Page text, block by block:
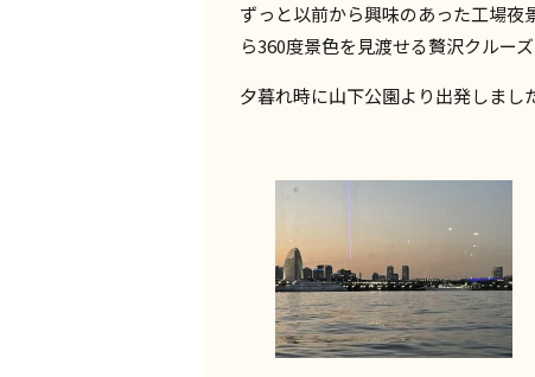
ずっと以前から興味のあった工場
ら360度景色を見渡せる贅沢クルーズ
夕暮れ時に山下公園より出発しまし